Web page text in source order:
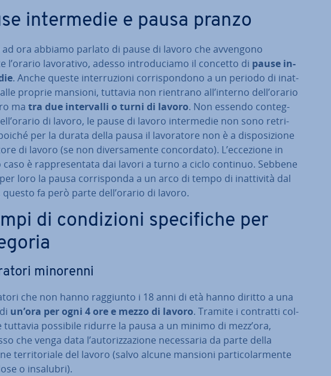
in­ter­me­die e pausa pranzo
ad ora abbiamo parlato di pause di lavoro che avvengono
l’orario la­vo­ra­ti­vo, adesso in­tro­du­cia­mo il concetto di pause in­
. Anche queste in­ter­ru­zio­ni cor­ri­spon­do­no a un periodo di inat­
proprie mansioni, tuttavia non rientrano all’interno dell’orario
ma tra due in­ter­val­li o turni di lavoro. Non essendo con­teg­
di lavoro, le pause di lavoro in­ter­me­die non sono re­tri­
per la durata della pausa il la­vo­ra­to­re non è a di­spo­si­zio­ne
di lavoro (se non di­ver­sa­men­te con­cor­da­to). L’eccezione in
caso è rap­pre­sen­ta­ta dai lavori a turno a ciclo continuo. Sebbene
loro la pausa cor­ri­spon­da a un arco di tempo di inat­ti­vi­tà dal
questo fa però parte dell’orario di lavoro.
di con­di­zio­ni spe­ci­fi­che per
minorenni
che non hanno raggiunto i 18 anni di età hanno diritto a una
un’ora per ogni 4 ore e mezzo di lavoro. Tramite i contratti col­
tuttavia possibile ridurre la pausa a un minimo di mezz’ora,
che venga data l’au­to­riz­za­zio­ne ne­ces­sa­ria da parte della
ter­ri­to­ria­le del lavoro (salvo alcune mansioni par­ti­co­lar­men­te
o insalubri).